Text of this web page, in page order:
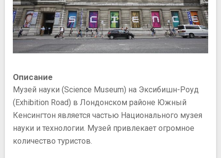
Описание
Музей науки (Science Museum) на Эксибишн-Роуд
(Exhibition Road) в Лондонском районе Южный
Кенсингтон является частью Национального музея
науки и технологии. Музей привлекает огромное
количество туристов.